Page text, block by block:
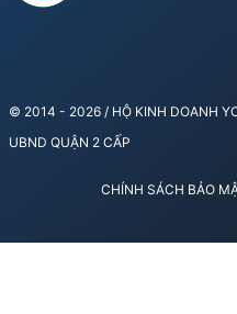
© 2014 - 2026 / HỘ KINH DOANH
UBND QUẬN 2 CẤP
CHÍNH SÁCH BẢO